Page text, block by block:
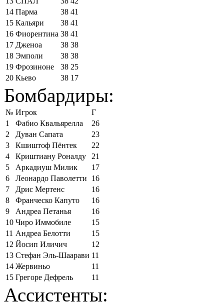
14 Парма 38 41
15 Кальяри 38 41
16 Фиорентина 38 41
17 Дженоа 38 38
18 Эмполи 38 38
19 Фрозиноне 38 25
20 Кьево 38 17
Бомбардиры:
№ Игрок
Г
1
Фабио Квальярелла
26
2
Дуван Сапата
23
3
Кшиштоф Пёнтек
22
4
Криштиану Роналду
21
5
Аркадиуш Милик
17
6
Леонардо Паволетти
16
7
Дрис Мертенс
16
8
Франческо Капуто
16
9
Андреа Петанья
16
10 Чиро Иммобиле
15
11 Андреа Белотти
15
12 Йосип Иличич
12
13 Стефан Эль-Шаарави 11
14 Жервиньо
11
15 Грегоре Дефрель 11
Ассистенты: